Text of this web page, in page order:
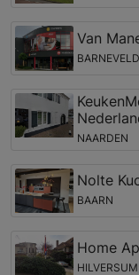
Van
BARNEVELD
NAARDEN
Nolte
BAARN
Home
HILVERSUM